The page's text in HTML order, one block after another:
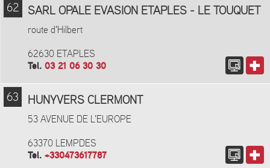
62 SARL OPALE EVASION ETAPLES - LE TOUQUET
route d'Hilbert
62630 ETAPLES
Tel. 03 21 06 30 30
63 HUNYVERS CLERMONT
53 AVENUE DE L'EUROPE
63370 LEMPDES
Tel. +330473617787